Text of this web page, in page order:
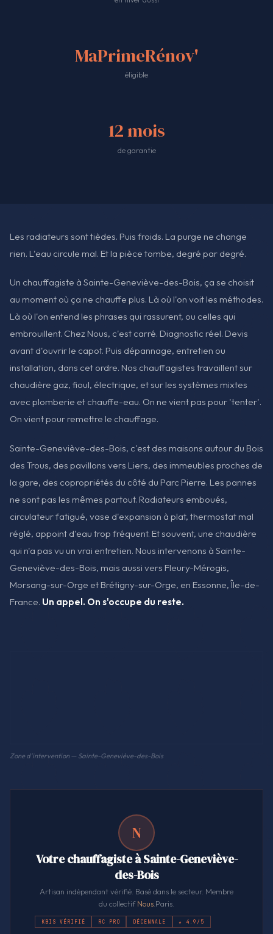
MaPrimeRénov'
éligible
12 mois
de garantie
Les radiateurs sont tièdes. Puis froids. La purge ne change
rien. L'eau circule mal. Et la pièce tombe, degré par degré.
Un chauffagiste à Sainte-Geneviève-des-Bois, ça se choisit
au moment où ça ne chauffe plus. Là où l'on voit les méthodes.
Là où l'on entend les phrases qui rassurent, ou celles qui
embrouillent. Chez Nous, c'est carré. Diagnostic réel. Devis
avant d'ouvrir le capot. Puis dépannage, entretien ou
installation, dans cet ordre. Nos chauffagistes travaillent sur
chaudière gaz, fioul, électrique, et sur les systèmes mixtes
avec plomberie et chauffe-eau. On ne vient pas pour 'tenter'.
On vient pour remettre le chauffage.
Sainte-Geneviève-des-Bois, c'est des maisons autour du Bois
des Trous, des pavillons vers Liers, des immeubles proches de
la gare, des copropriétés du côté du Parc Pierre. Les pannes
ne sont pas les mêmes partout. Radiateurs emboués,
circulateur fatigué, vase d'expansion à plat, thermostat mal
réglé, appoint d'eau trop fréquent. Et souvent, une chaudière
qui n'a pas vu un vrai entretien. Nous intervenons à Sainte-
Geneviève-des-Bois, mais aussi vers Fleury-Mérogis,
Morsang-sur-Orge et Brétigny-sur-Orge, en Essonne, Île-de-
France. Un appel. On s'occupe du reste.
Zone d'intervention — Sainte-Geneviève-des-Bois
N
Votre chauffagiste à Sainte-Geneviève-
des-Bois
Artisan indépendant vérifié. Basé dans le secteur. Membre
du collectifNous.Paris.
KBIS VÉRIFIÉ RC PRO DÉCENNALE ★ 4.9/5